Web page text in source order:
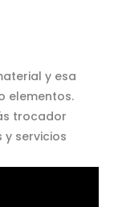
y esa
elementos.
trocador
servicios